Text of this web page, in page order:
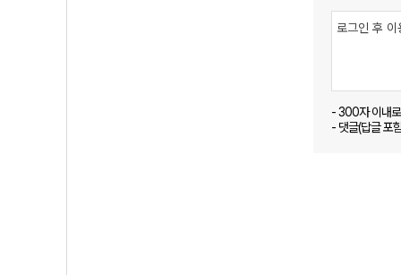
- 300자 이내
- 댓글(답글 포